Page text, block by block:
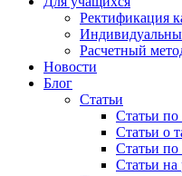
Ректификация
Расчетный
Новости
Блог
Статьи
Статьи по
Статьи о
Статьи по
Статьи